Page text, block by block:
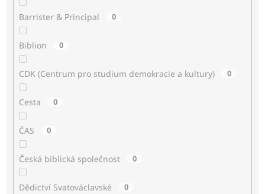
Barrister & Principal 0
Biblion 0
CDK (Centrum pro studium demokracie a kultury) 0
Cesta 0
ČAS 0
Česká biblická společnost 0
Dědictví Svatováclavské 0